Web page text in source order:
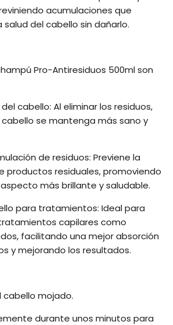
acumulaciones que
del cabello sin dañarlo.
Pro-Antiresiduos 500ml son
cabello: Al eliminar los residuos,
se mantenga más sano y
de residuos: Previene la
productos residuales, promoviendo
más brillante y saludable.
para tratamientos: Ideal para
capilares como
facilitando una mejor absorción
y mejorando los resultados.
cabello mojado.
durante unos minutos para